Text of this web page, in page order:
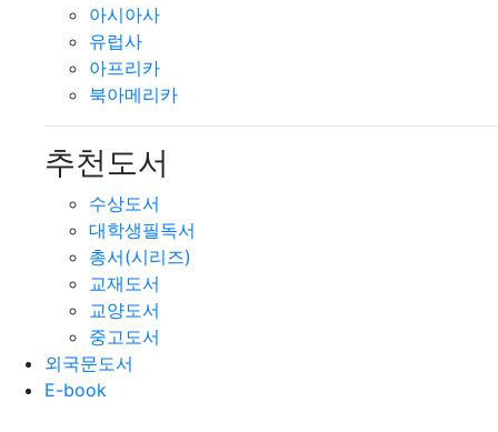
아시아사
유럽사
아프리카
북아메리카
추천도서
수상도서
대학생필독서
총서(시리즈)
교재도서
교양도서
중고도서
외국문도서
E-book